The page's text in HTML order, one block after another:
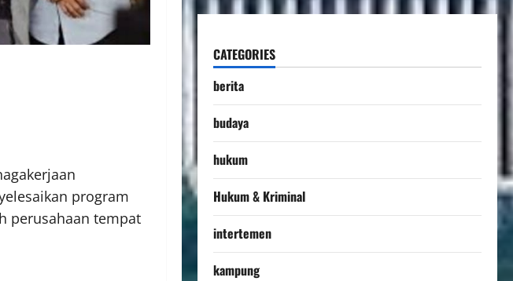
program
perusahaan tempat
CATEGORIES
berita
budaya
hukum
Hukum & Kriminal
intertemen
kampung